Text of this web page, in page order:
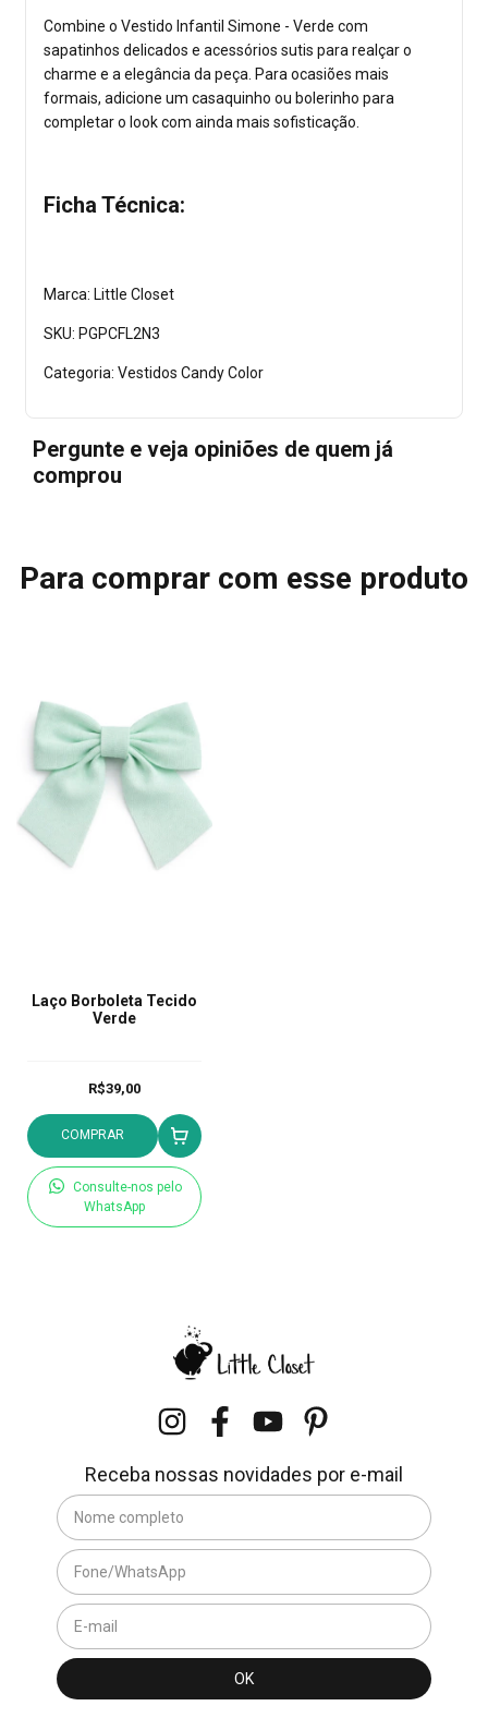
Combine o Vestido Infantil Simone - Verde com
sapatinhos delicados e acessórios sutis para realçar o
charme e a elegância da peça. Para ocasiões mais
formais, adicione um casaquinho ou bolerinho para
completar o look com ainda mais sofisticação.
Ficha Técnica:
Marca: Little Closet
SKU: PGPCFL2N3
Categoria: Vestidos Candy Color
Pergunte e veja opiniões de quem já
comprou
Para comprar com esse produto
Laço Borboleta Tecido
Verde
R$39,00
COMPRAR
Consulte-nos pelo
WhatsApp
Receba nossas novidades por e-mail